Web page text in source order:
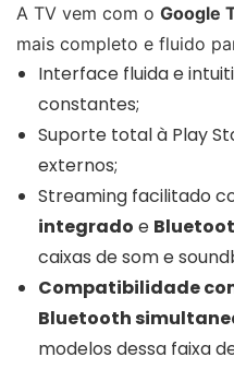
A TV vem com o Google
mais completo e fluido
Interface fluida e
constantes;
Suporte total à Play
externos;
Streaming facilitado
integrado e
caixas de som e
Compatibilidade
Bluetooth
modelos dessa faixa